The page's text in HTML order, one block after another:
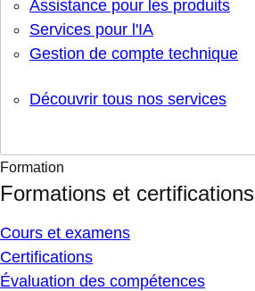
Assistance pour les produits
Services pour l'IA
Gestion de compte technique
Découvrir tous nos services
Formation
Formations et certifications
Cours et examens
Certifications
Évaluation des compétences